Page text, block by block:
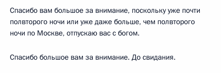
Спасибо вам большое за внимание, поскольку уже почти
полвторого ночи или уже даже больше, чем полвторого
ночи по Москве, отпускаю вас с богом.
Спасибо большое вам за внимание. До свидания.